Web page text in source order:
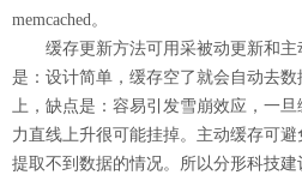
memcached。
缓存更新方法可用采被动更新和主
是：设计简单，缓存空了就会自动去
上，缺点是：容易引发雪崩效应，一
力直线上升很可能挂掉。主动缓存可
提取不到数据的情况。所以分形科技建